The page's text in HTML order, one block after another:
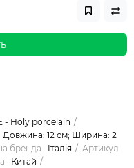
- Holy porcelain
Довжина: 12 см; Ширина: 2
бренда Італія
Артикул
Китай